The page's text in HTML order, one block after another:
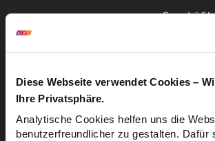
Diese Webseite verwendet Cookies –
Ihre Privatsphäre.
Analytische Cookies helfen uns die
benutzerfreundlicher zu gestalten. Dafür
Sitz der